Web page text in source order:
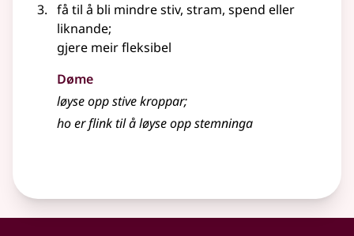
få til å bli mindre stiv, stram, spend eller
liknande;
gjere meir fleksibel
Døme
løyse opp stive kroppar;
ho er flink til å løyse opp stemninga